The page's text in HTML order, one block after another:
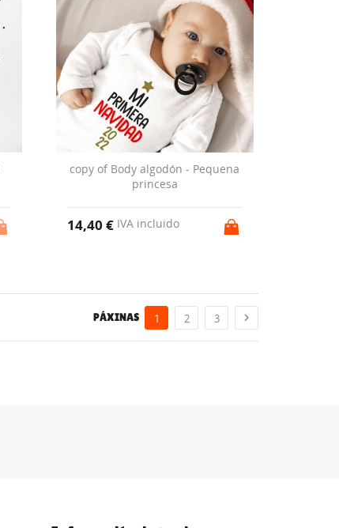
copy of Body algodón - Pequena
princesa
14,40 € IVA incluido
PÁXINAS 1 2 3 